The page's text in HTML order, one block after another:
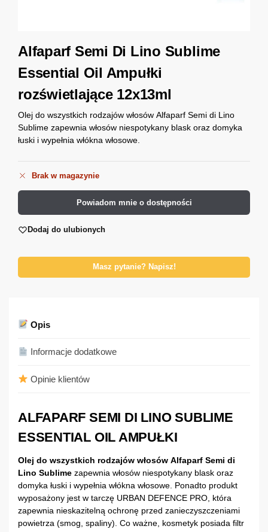
Alfaparf Semi Di Lino Sublime
Essential Oil Ampułki
rozświetlające 12x13ml
Olej do wszystkich rodzajów włosów Alfaparf Semi di Lino
Sublime zapewnia włosów niespotykany blask oraz domyka
łuski i wypełnia włókna włosowe.
Brak w magazynie
Powiadom mnie o dostępności
Dodaj do ulubionych
Masz pytanie? Napisz!
Opis
Informacje dodatkowe
Opinie klientów
ALFAPARF SEMI DI LINO SUBLIME
ESSENTIAL OIL AMPUŁKI
Olej do wszystkich rodzajów włosów Alfaparf Semi di
Lino Sublime zapewnia włosów niespotykany blask oraz
domyka łuski i wypełnia włókna włosowe. Ponadto produkt
wyposażony jest w tarczę URBAN DEFENCE PRO, która
zapewnia nieskazitelną ochronę przed zanieczyszczeniami
powietrza (smog, spaliny). Co ważne, kosmetyk posiada filtr